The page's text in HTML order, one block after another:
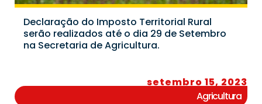
Declaração do Imposto Territorial Rural
serão realizados até o dia 29 de Setembro
na Secretaria de Agricultura.
setembro 15, 2023
Agricultura